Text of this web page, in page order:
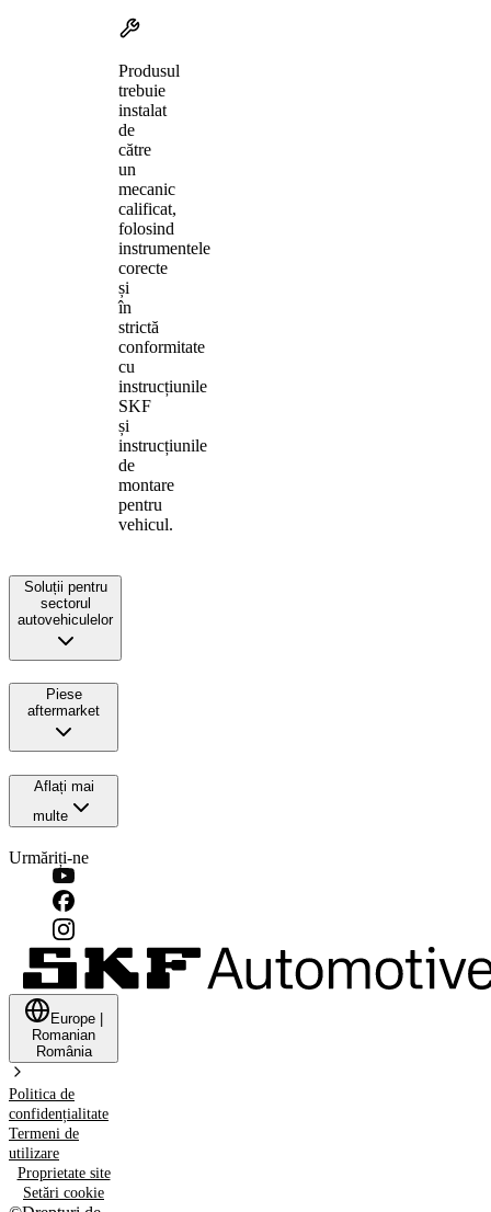
Produsul
trebuie
instalat
de
către
un
mecanic
calificat,
folosind
instrumentele
corecte
și
în
strictă
conformitate
cu
instrucțiunile
SKF
și
instrucțiunile
de
montare
pentru
vehicul.
Soluții pentru
sectorul
autovehiculelor
Piese
aftermarket
Aflați mai
multe
Urmăriți-ne
Europe
Romanian
România
Politica de
confidențialitate
Termeni de
utilizare
Proprietate site
Setări cookie